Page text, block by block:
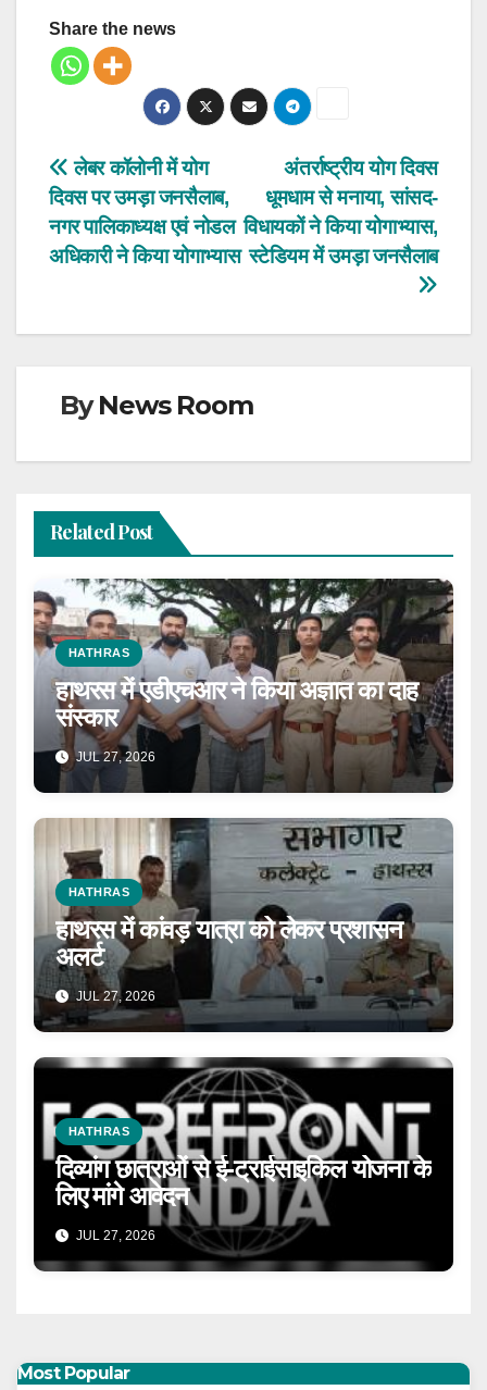
Share the news
Post
navigation
अंतर्राष्ट्रीय योग दिवस
धूमधाम से मनाया, सांसद-
विधायकों ने किया योगाभ्यास,
स्टेडियम में उमड़ा जनसैलाब
लेबर कॉलोनी में योग
दिवस पर उमड़ा जनसैलाब,
नगर पालिकाध्यक्ष एवं नोडल
अधिकारी ने किया योगाभ्यास
ByNews Room
Related Post
HATHRAS
हाथरस में एडीएचआर ने किया अज्ञात का दाह
संस्कार
JUL 27, 2026
HATHRAS
हाथरस में कांवड़ यात्रा को लेकर प्रशासन
अलर्ट
JUL 27, 2026
HATHRAS
दिव्यांग छात्राओं से ई-ट्राईसाइकिल योजना के
लिए मांगे आवेदन
JUL 27, 2026
Most Popular